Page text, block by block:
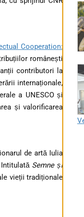
Cooperation:
românești
contributori la
internaționale,
a UNESCO și
și valorificarea
de artă Iulia
Semne și
vieții tradiționale